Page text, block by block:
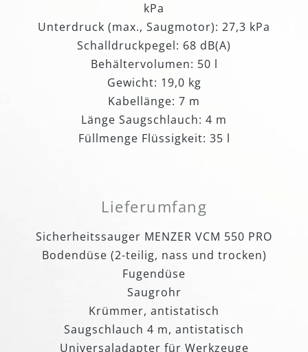
kPa
Unterdruck (max., Saugmotor): 27,3 kPa
Schalldruckpegel: 68 dB(A)
Behältervolumen: 50 l
Gewicht: 19,0 kg
Kabellänge: 7 m
Länge Saugschlauch: 4 m
Füllmenge Flüssigkeit: 35 l
Lieferumfang
Sicherheitssauger MENZER VCM 550 PRO
Bodendüse (2-teilig, nass und trocken)
Fugendüse
Saugrohr
Krümmer, antistatisch
Saugschlauch 4 m, antistatisch
Universaladapter für Werkzeuge